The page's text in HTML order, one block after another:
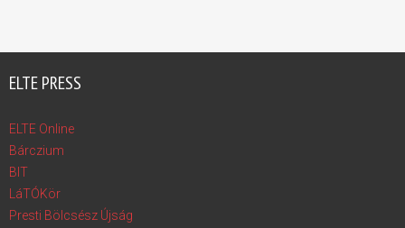
ELTE PRESS
ELTE Online
Bárczium
BIT
LáTÓKör
Presti Bölcsész Újság